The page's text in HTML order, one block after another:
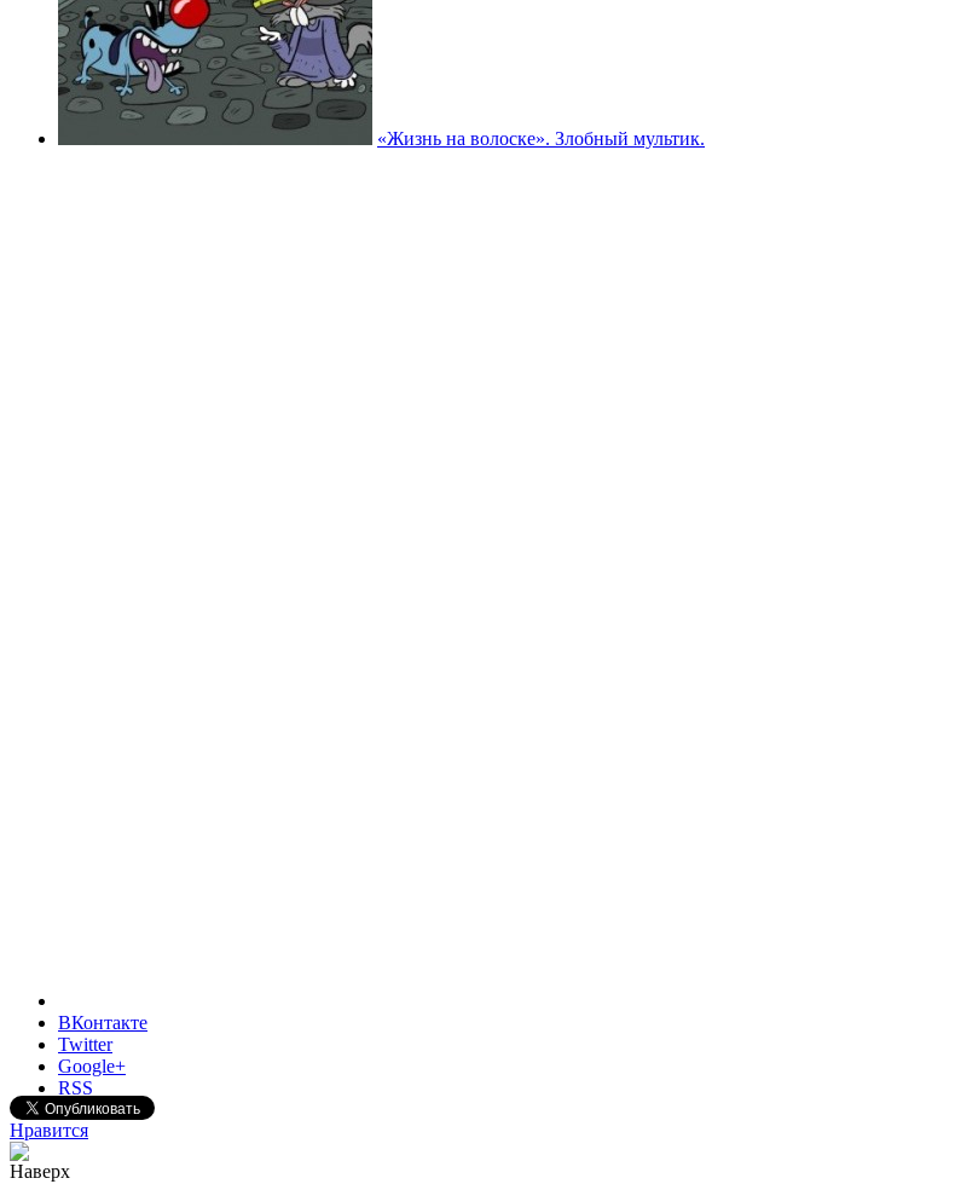
«Жизнь на волоске». Злобный мультик.
ВКонтакте
Twitter
Google+
RSS
Нравится
Наверх